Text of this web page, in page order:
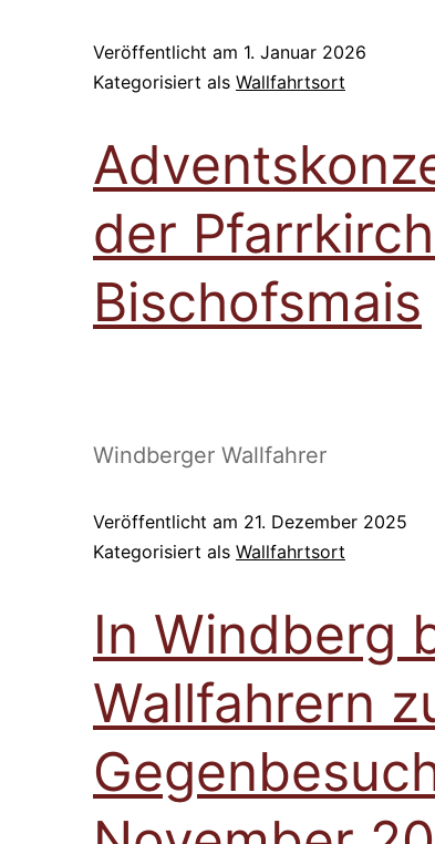
Veröffentlicht am 1. Januar 2026
Kategorisiert als Wallfahrtsort
der
Bischofsmais
Windberger Wallfahrer
Veröffentlicht am 21. Dezember 2025
Kategorisiert als Wallfahrtsort
In Windberg
Wallfahrern